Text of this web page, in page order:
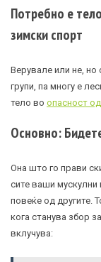
Потребно е
зимски спорт
Верувале или не, но
групи, па многу е
тело во опасност
Основно:
Она што го прави
сите ваши мускулни
повеќе од другите.
кога станува збор
вклучува: